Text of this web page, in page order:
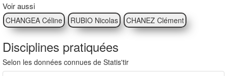
Voir aussi
CHANGEA Céline RUBIO Nicolas CHANEZ Clément
Disciplines pratiquées
Selon les données connues de Statis'tir